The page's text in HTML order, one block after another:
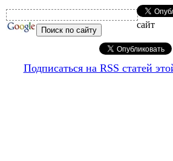
сайт
Подписаться на RSS статей